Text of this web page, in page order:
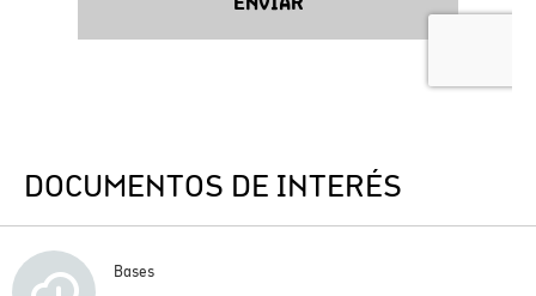
DOCUMENTOS DE INTERÉS
Bases